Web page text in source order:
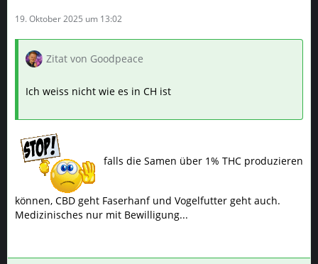
19. Oktober 2025 um 13:02
Zitat von Goodpeace
Ich weiss nicht wie es in CH ist
falls die Samen über 1% THC produzieren
können, CBD geht Faserhanf und Vogelfutter geht auch.
Medizinisches nur mit Bewilligung...